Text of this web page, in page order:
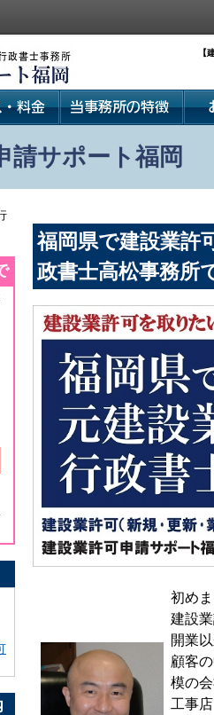
【
請サポート福岡
福岡県で建設業許
政書士高松事務所
初め
建設
開業
顧客
模の
工事